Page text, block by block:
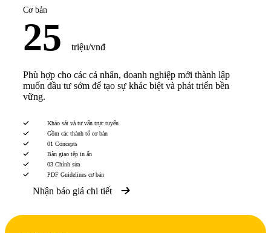
Cơ bản
25 triệu/vnđ
Phù hợp cho các cá nhân, doanh nghiệp mới thành lập
muốn đầu tư sớm để tạo sự khác biệt và phát triển bền
vững.
Khảo sát và tư vấn trực tuyến
Gồm các thành tố cơ bản
01 Concepts
Bàn giao tệp in ấn
03 Chỉnh sửa
PDF Guidelines cơ bản
Nhận báo giá chi tiết